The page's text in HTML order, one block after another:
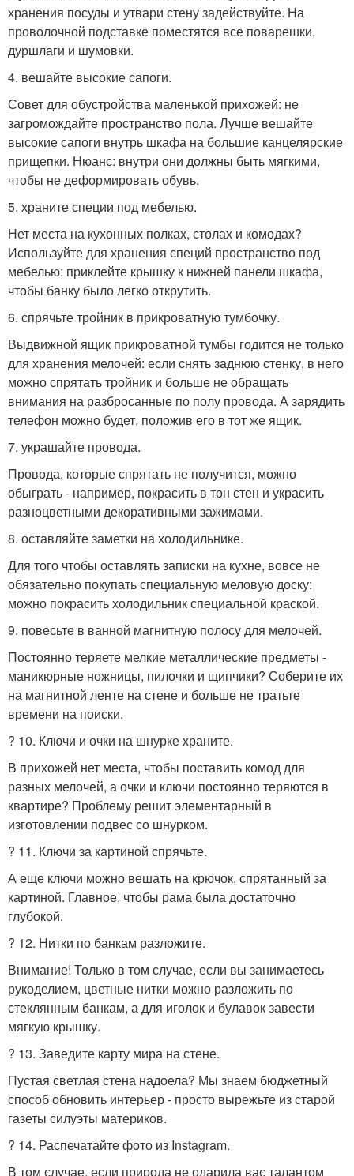
хранения посуды и утвари стену задействуйте. На
проволочной подставке поместятся все поварешки,
дуршлаги и шумовки.
4. вешайте высокие сапоги.
Совет для обустройства маленькой прихожей: не
загромождайте пространство пола. Лучше вешайте
высокие сапоги внутрь шкафа на большие канцелярские
прищепки. Нюанс: внутри они должны быть мягкими,
чтобы не деформировать обувь.
5. храните специи под мебелью.
Нет места на кухонных полках, столах и комодах?
Используйте для хранения специй пространство под
мебелью: приклейте крышку к нижней панели шкафа,
чтобы банку было легко открутить.
6. спрячьте тройник в прикроватную тумбочку.
Выдвижной ящик прикроватной тумбы годится не только
для хранения мелочей: если снять заднюю стенку, в него
можно спрятать тройник и больше не обращать
внимания на разбросанные по полу провода. А зарядить
телефон можно будет, положив его в тот же ящик.
7. украшайте провода.
Провода, которые спрятать не получится, можно
обыграть - например, покрасить в тон стен и украсить
разноцветными декоративными зажимами.
8. оставляйте заметки на холодильнике.
Для того чтобы оставлять записки на кухне, вовсе не
обязательно покупать специальную меловую доску:
можно покрасить холодильник специальной краской.
9. повесьте в ванной магнитную полосу для мелочей.
Постоянно теряете мелкие металлические предметы -
маникюрные ножницы, пилочки и щипчики? Соберите их
на магнитной ленте на стене и больше не тратьте
времени на поиски.
? 10. Ключи и очки на шнурке храните.
В прихожей нет места, чтобы поставить комод для
разных мелочей, а очки и ключи постоянно теряются в
квартире? Проблему решит элементарный в
изготовлении подвес со шнурком.
? 11. Ключи за картиной спрячьте.
А еще ключи можно вешать на крючок, спрятанный за
картиной. Главное, чтобы рама была достаточно
глубокой.
? 12. Нитки по банкам разложите.
Внимание! Только в том случае, если вы занимаетесь
рукоделием, цветные нитки можно разложить по
стеклянным банкам, а для иголок и булавок завести
мягкую крышку.
? 13. Заведите карту мира на стене.
Пустая светлая стена надоела? Мы знаем бюджетный
способ обновить интерьер - просто вырежьте из старой
газеты силуэты материков.
? 14. Распечатайте фото из Instagram.
В том случае, если природа не одарила вас талантом